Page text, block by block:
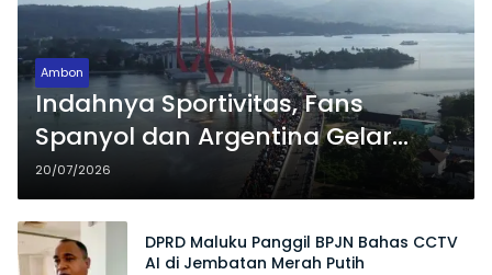
Ambon
Indahnya Sportivitas, Fans
Spanyol dan Argentina Gelar
Pawai Bersama di Jembatan
Merah Putih Ambon
20/07/2026
DPRD Maluku Panggil BPJN Bahas CCTV
AI di Jembatan Merah Putih